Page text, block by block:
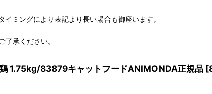
ミングにより表記より長い場合も御座います。
承ください。
1.75kg/83879キャットフードANIMONDA正規品 [